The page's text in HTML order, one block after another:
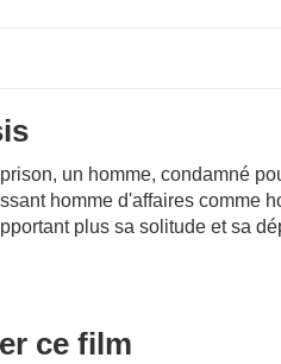
un homme, condamné
homme d'affaires comme
plus sa solitude et sa
ce film